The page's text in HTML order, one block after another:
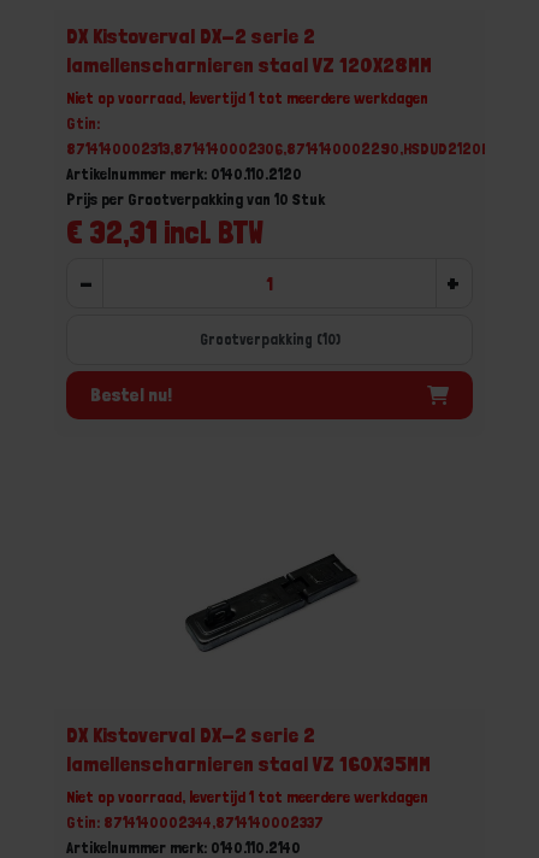
DX Kistoverval DX-2 serie 2
lamellenscharnieren staal VZ 120X28MM
Niet op voorraad, levertijd 1 tot meerdere werkdagen
Gtin:
8714140002313,8714140002306,8714140002290,HSDUD2120B
Artikelnummer merk: 0140.110.2120
€ 32,31 incl. BTW
Prijs per Grootverpakking van 10 Stuk
- +
Grootverpakking (10)
Bestel nu!
DX Kistoverval DX-2 serie 2
lamellenscharnieren staal VZ 160X35MM
Niet op voorraad, levertijd 1 tot meerdere werkdagen
Gtin: 8714140002344,8714140002337
Artikelnummer merk: 0140.110.2140